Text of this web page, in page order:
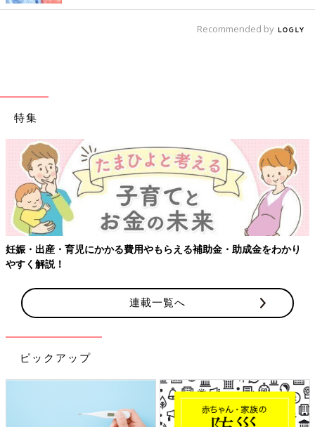
Recommended by
特集
妊娠・出産・育児にかかる費用やもらえる補助金・助成金をわかり
やすく解説！
連載一覧へ
ピックアップ